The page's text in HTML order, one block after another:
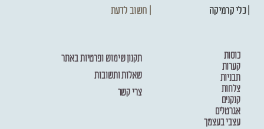
| כלי קרמיקה
כוסות
קערות
תבניות
צלחות
קנקנים
אגרטלים
עצבי בעצמך
| חשוב לדעת
תקנון שימוש ופרטיות באתר
שאלות ותשובות
צרי קשר